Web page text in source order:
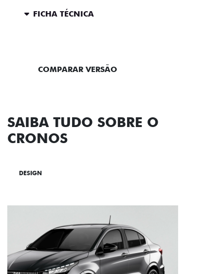
FICHA TÉCNICA
COMPARAR VERSÃO
SAIBA TUDO SOBRE O
CRONOS
DESIGN